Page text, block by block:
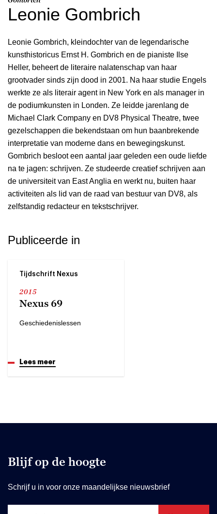
Leonie Gombrich
Leonie Gombrich, kleindochter van de legendarische
kunsthistoricus Ernst H. Gombrich en de pianiste Ilse
Heller, beheert de literaire nalatenschap van haar
grootvader sinds zijn dood in 2001. Na haar studie Engels
werkte ze als literair agent in New York en als manager in
de podiumkunsten in Londen. Ze leidde jarenlang de
Michael Clark Company en DV8 Physical Theatre, twee
gezelschappen die bekendstaan om hun baanbrekende
interpretatie van moderne dans en bewegingskunst.
Gombrich besloot een aantal jaar geleden een oude liefde
na te jagen: schrijven. Ze studeerde creatief schrijven aan
de universiteit van East Anglia en werkt nu, buiten haar
activiteiten als lid van de raad van bestuur van DV8, als
zelfstandig redacteur en tekstschrijver.
Publiceerde in
Tijdschrift Nexus
2015
Nexus 69
Geschiedenislessen
Lees meer
Blijf op de hoogte
Schrijf u in voor onze maandelijkse nieuwsbrief